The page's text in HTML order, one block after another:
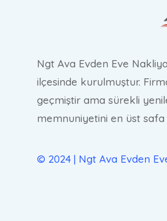
Ngt Ava Evden Eve
ilçesinde kurulmuştur.
geçmiştir ama sürekli
memnuniyetini en üst safa
© 2024 | Ngt Ava Evden